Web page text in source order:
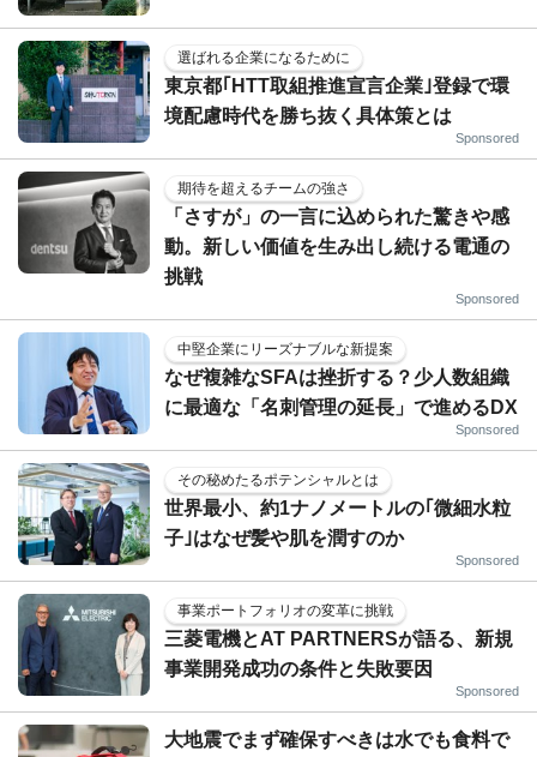
選ばれる企業になるために
東京都｢HTT取組推進宣言企業｣登録で環
境配慮時代を勝ち抜く具体策とは
Sponsored
期待を超えるチームの強さ
「さすが」の一言に込められた驚きや感
動。新しい価値を生み出し続ける電通の
挑戦
Sponsored
中堅企業にリーズナブルな新提案
なぜ複雑なSFAは挫折する？少人数組織
に最適な「名刺管理の延長」で進めるDX
Sponsored
その秘めたるポテンシャルとは
世界最小、約1ナノメートルの｢微細水粒
子｣はなぜ髪や肌を潤すのか
Sponsored
事業ポートフォリオの変革に挑戦
三菱電機とAT PARTNERSが語る、新規
事業開発成功の条件と失敗要因
Sponsored
大地震でまず確保すべきは水でも食料で